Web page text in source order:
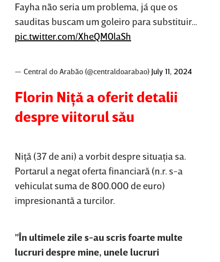
Fayha não seria um problema, já que os
sauditas buscam um goleiro para substituir…
pic.twitter.com/XheQM0laSh
— Central do Arabão (@centraldoarabao) July 11, 2024
Florin Niţă a oferit detalii
despre viitorul său
Niţă (37 de ani) a vorbit despre situaţia sa.
Portarul a negat oferta financiară (n.r. s-a
vehiculat suma de 800.000 de euro)
impresionantă a turcilor.
”În ultimele zile s-au scris foarte multe
lucruri despre mine, unele lucruri